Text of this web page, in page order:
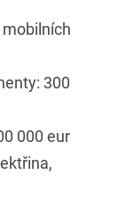
300
000 eur